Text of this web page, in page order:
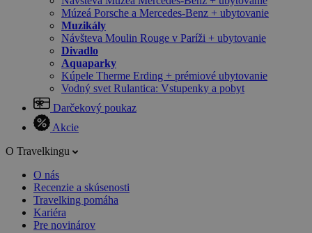
Múzeá Porsche a Mercedes-Benz + ubytovanie
Muzikály
Návšteva Moulin Rouge v Paríži + ubytovanie
Divadlo
Aquaparky
Kúpele Therme Erding + prémiové ubytovanie
Vodný svet Rulantica: Vstupenky a pobyt
Darčekový poukaz
Akcie
O Travelkingu
O nás
Recenzie a skúsenosti
Travelking pomáha
Kariéra
Pre novinárov